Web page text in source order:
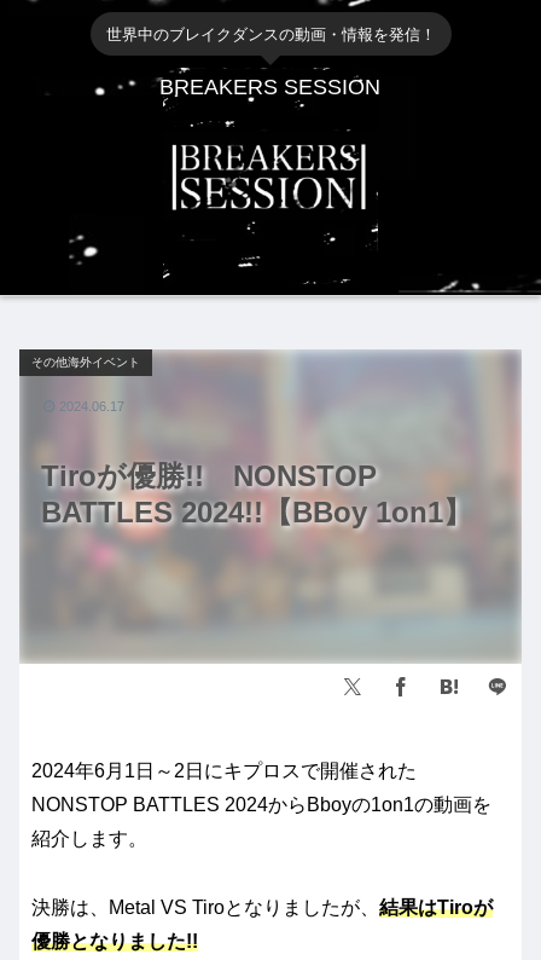
世界中のブレイクダンスの動画・情報を発信！
BREAKERS SESSION
Tiroが優勝!! NONSTOP
BATTLES 2024!!【BBoy 1on1】
その他海外イベント
2024.06.17
2024年6月1日～2日にキプロスで開催された
NONSTOP BATTLES 2024からBboyの1on1の動画を
紹介します。
決勝は、Metal VS Tiroとなりましたが、 結果はTiroが
優勝となりました!!